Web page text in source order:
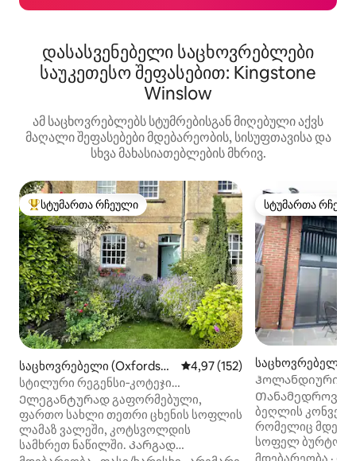
დასასვენებელი საცხოვრებლები
საუკეთესო შეფასებით: Kingstone
Winslow
ამ საცხოვრებლებს სტუმრებისგან მიღებული აქვს
მაღალი შეფასებები მდებარეობის, სისუფთავისა და
სხვა მახასიათებლების მხრივ.
სტუმართა რჩეული მოწინავე ვარიანტი
სტუმართა რჩეული
საცხოვრებელი (Oxfordshir
e)
საშუალო შეფასებაა 5‑დან
4,97 (152)
სტილური რეგენსი‑კოტეჯი
კოტსვოლდსისა და რიჯვეის
მახლობლად
Ელეგანტურად გაფორმებული,
ფართო სახლი თეთრი ცხენის სოფლის
ლამაზ ვალეში, კოტსვოლდის
სამხრეთ ნაწილში. Კარგად
სტუმართა
სტუმართა
საცხოვრებელი
xfordshire)
Ჰოლანდიური
საძინებლიანი თანამედროვე ბეღელი
კონვერსიისთვის
Თანამედროვე
ბეღლის
რომელიც
სოფელ